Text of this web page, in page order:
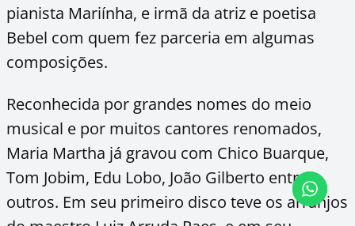
pianista Mariínha, e irmã da atriz e poetisa
Bebel com quem fez parceria em algumas
composições.
Reconhecida por grandes nomes do meio
musical e por muitos cantores renomados,
Maria Martha já gravou com Chico Buarque,
Tom Jobim, Edu Lobo, João Gilberto entre
outros. Em seu primeiro disco teve os arranjos